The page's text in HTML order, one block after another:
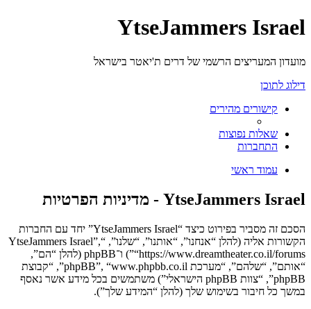
YtseJammers Israel
מועדון המעריצים הרשמי של דרים ת'יאטר בישראל
דילוג לתוכן
קישורים מהירים
שאלות נפוצות
התחברות
עמוד ראשי
YtseJammers Israel - מדיניות הפרטיות
הסכם זה מסביר בפירוט כיצד “YtseJammers Israel” יחד עם החברות
הקשורות אליה (להלן “אנחנו”, “אותנו”, “שלנו”, “YtseJammers Israel”,
“https://www.dreamtheater.co.il/forums”) ו־phpBB (להלן “הם”,
“אותם”, “שלהם”, “מערכת phpBB”, “www.phpbb.co.il”, “קבוצת
phpBB”, “צוות phpBB הישראלי”) משתמשים בכל מידע אשר נאסף
במשך כל חיבור בשימוש שלך (להלן “המידע שלך”).